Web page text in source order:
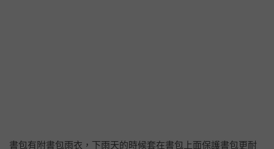
書包有附書包雨衣，下雨天的時候套在書包上面保護書包更耐